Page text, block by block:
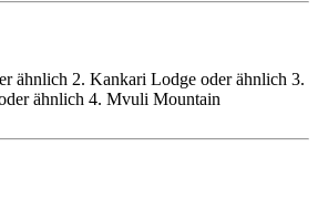
ähnlich 2. Kankari Lodge oder ähnlich 3.
ähnlich 4. Mvuli Mountain